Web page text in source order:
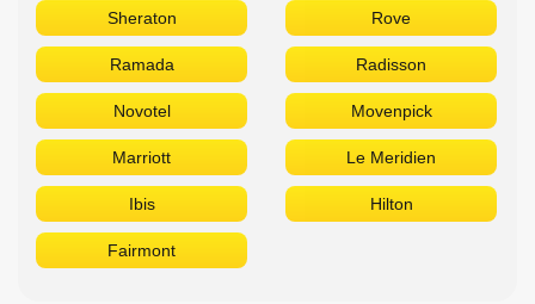
Sheraton Rove
Ramada Radisson
Novotel Movenpick
Marriott Le Meridien
Ibis Hilton
Fairmont